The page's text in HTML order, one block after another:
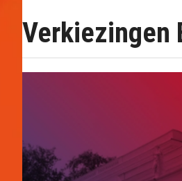
Verkiezingen